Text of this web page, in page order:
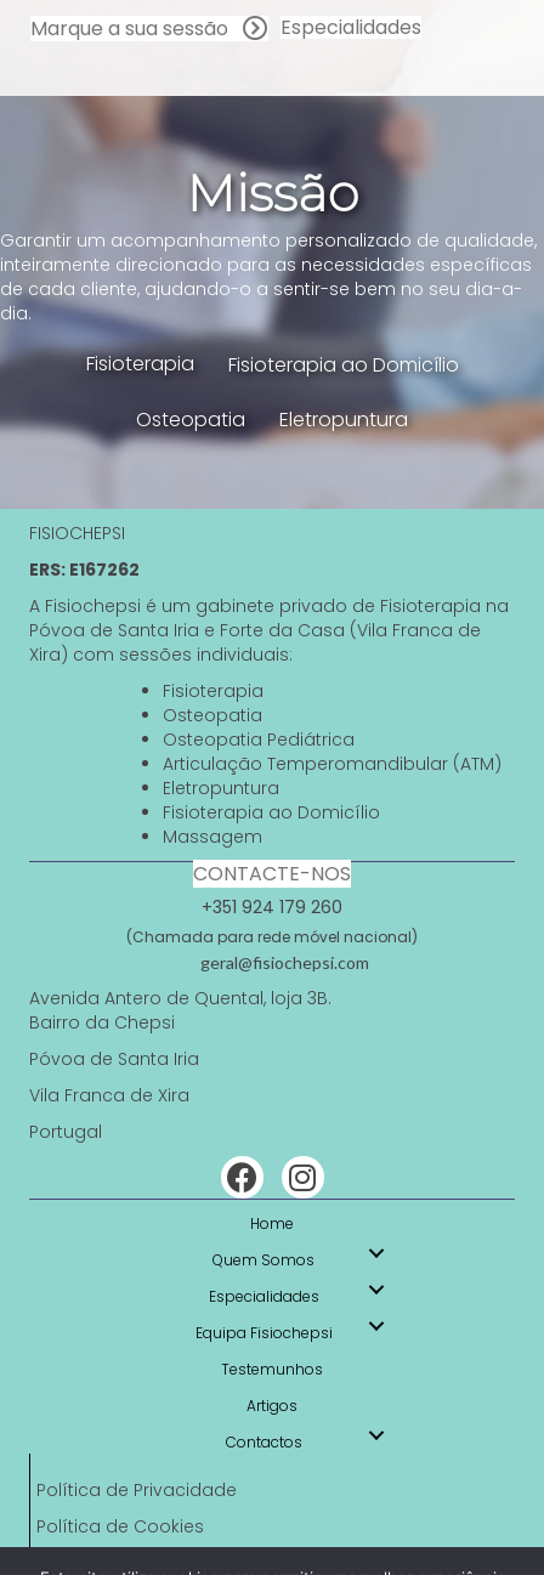
Marque a sua sessão Especialidades
Missão
Garantir um acompanhamento personalizado de qualidade,
inteiramente direcionado para as necessidades específicas
de cada cliente, ajudando-o a sentir-se bem no seu dia-a-
dia.
Fisioterapia
Fisioterapia ao Domicílio
Osteopatia
Eletropuntura
FISIOCHEPSI
ERS: E167262
A Fisiochepsi é um gabinete privado de Fisioterapia na
Póvoa de Santa Iria e Forte da Casa (Vila Franca de
Xira) com sessões individuais:
Fisioterapia
Osteopatia
Osteopatia Pediátrica
Articulação Temperomandibular (ATM)
Eletropuntura
Fisioterapia ao Domicílio
Massagem
CONTACTE-NOS
+351 924 179 260
(Chamada para rede móvel nacional)
geral@fisiochepsi.com
Avenida Antero de Quental, loja 3B.
Bairro da Chepsi
Póvoa de Santa Iria
Vila Franca de Xira
Portugal
Home
Quem Somos
Especialidades
Equipa Fisiochepsi
Testemunhos
Artigos
Contactos
Política de Privacidade
Política de Cookies